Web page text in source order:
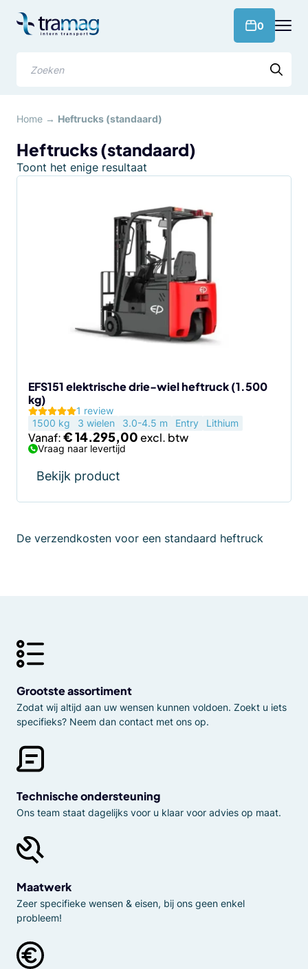
naar
0
Home → Heftrucks (standaard)
Heftrucks (standaard)
Toont het enige resultaat
EFS151 elektrische drie-wiel heftruck (1.500
kg)
1 review
1500 kg
3 wielen 3.0-4.5 m Entry Lithium
Vanaf:€14.295,00
Vraag naar levertijd
Bekijk product
de
productpagina
De verzendkosten voor een standaard heftruck
Grootste assortiment
Zodat wij altijd aan uw wensen kunnen voldoen. Zoekt u iets
specifieks? Neem dan contact met ons op.
Technische ondersteuning
Ons team staat dagelijks voor u klaar voor advies op maat.
Maatwerk
Zeer specifieke wensen & eisen, bij ons geen enkel
probleem!